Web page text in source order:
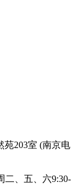
苑203室 (南京电
二、五、六9:30-